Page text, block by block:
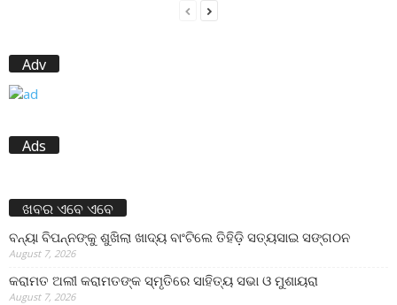
Adv
Ads
ଖବର ଏବେ ଏବେ
ବନ୍ୟା ବିପନ୍ନଙ୍କୁ ଶୁଖିଲା ଖାଦ୍ୟ ବାଂଟିଲେ ତିହିଡି଼ ସତ୍ୟସାଇ ସଙ୍ଗଠନ
August 7, 2026
କରାମତ ଅଲୀ କରାମତଙ୍କ ସ୍ମୃତିରେ ସାହିତ୍ୟ ସଭା ଓ ମୁଶାୟରା
August 7, 2026